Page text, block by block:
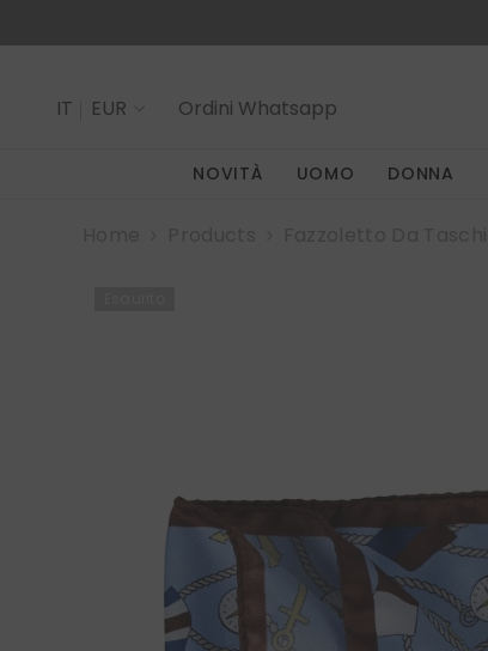
IT
EUR Ordini Whatsapp
NOVITÀ UOMO DONNA